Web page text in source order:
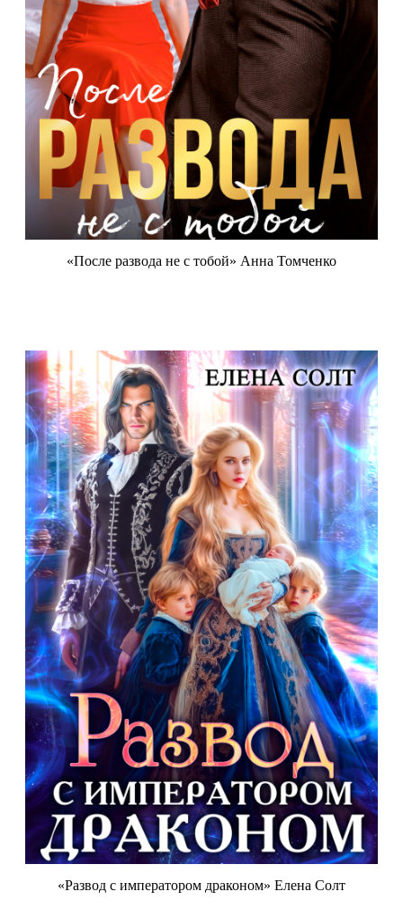
«После развода не с тобой» Анна Томченко
«Развод с императором драконом» Елена Солт